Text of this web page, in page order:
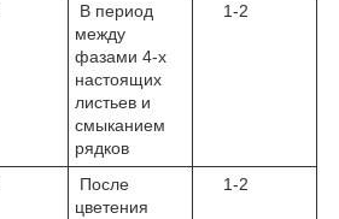
В период
между
фазами 4-х
настоящих
листьев и
смыканием
рядков
1-2
После
цветения
1-2